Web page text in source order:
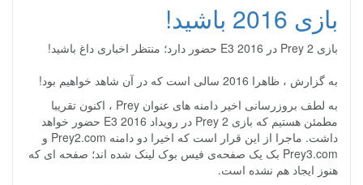
بازی 2016 باشید!
بازی Prey 2 در E3 2016 حضور دارد؛ منتظر اخباری داغ باشید!
به گزارش ، ظاهرا 2016 سالی است که در آن شاهد خواهیم بود!
به لطف بروزرسانی اخیر دامنه های عنوان Prey ، اکنون تقریبا
مطمئن هستیم که بازی Prey 2 در رویداد E3 2016 حضور خواهد
داشت. ماجرا از این قرار است که اخیرا دو دامنه Prey2.com و
Prey3.com بک یک صفحه‌ی فیس بوک لینک شده اند؛ صفحه ای که
هنوز ایجاد هم نشده است.